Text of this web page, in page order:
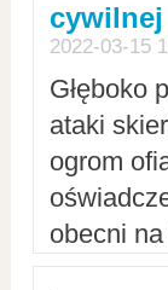
cywilnej
2022-03-15
Głęboko
ataki
ogrom
obecni